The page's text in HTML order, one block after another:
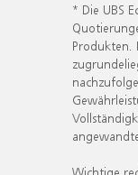
* Die UBS
Produkten.